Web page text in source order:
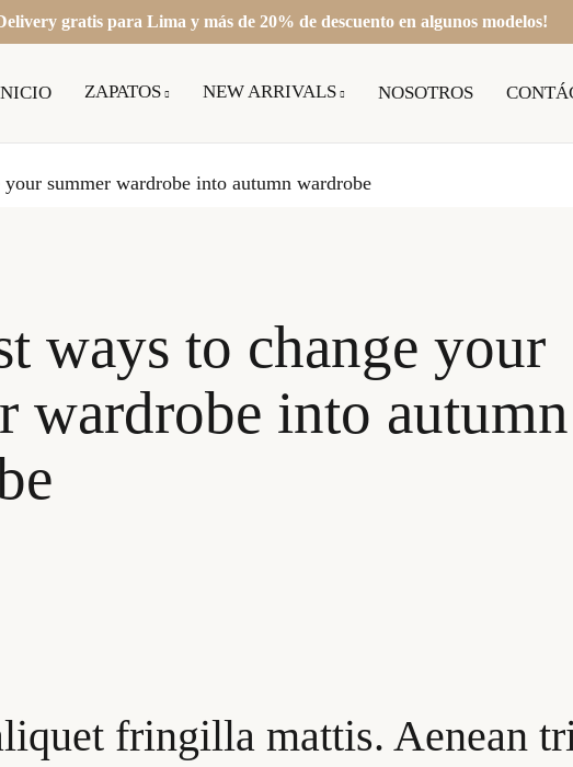
gratis para Lima y más de 20% de descuento en algunos modelos!
ZAPATOS NEW ARRIVALS NOSOTROS
summer wardrobe into autumn wardrobe
ways to change your
wardrobe into autumn
fringilla mattis. Aenean